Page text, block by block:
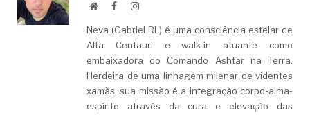
WebsiteFacebookLinkedIn
Neva (Gabriel RL) é uma consciência estelar de
Alfa Centauri e walk-in atuante como
embaixadora do Comando Ashtar na Terra.
Herdeira de uma linhagem milenar de videntes
xamãs, sua missão é a integração corpo-alma-
espírito através da cura e elevação das